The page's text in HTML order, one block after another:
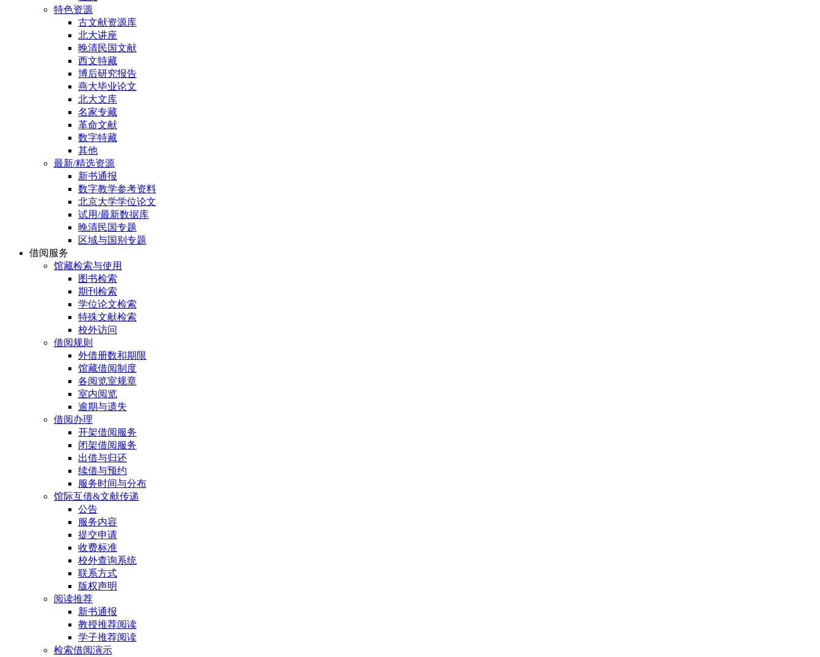
特色资源
古文献资源库
北大讲座
晚清民国文献
西文特藏
博后研究报告
燕大毕业论文
北大文库
名家专藏
革命文献
数字特藏
其他
最新/精选资源
新书通报
数字教学参考资料
北京大学学位论文
试用/最新数据库
晚清民国专题
区域与国别专题
借阅服务
馆藏检索与使用
图书检索
期刊检索
学位论文检索
特殊文献检索
校外访问
借阅规则
外借册数和期限
馆藏借阅制度
各阅览室规章
室内阅览
逾期与遗失
借阅办理
开架借阅服务
闭架借阅服务
出借与归还
续借与预约
服务时间与分布
馆际互借&文献传递
公告
服务内容
提交申请
收费标准
校外查询系统
联系方式
版权声明
阅读推荐
新书通报
教授推荐阅读
学子推荐阅读
检索借阅演示